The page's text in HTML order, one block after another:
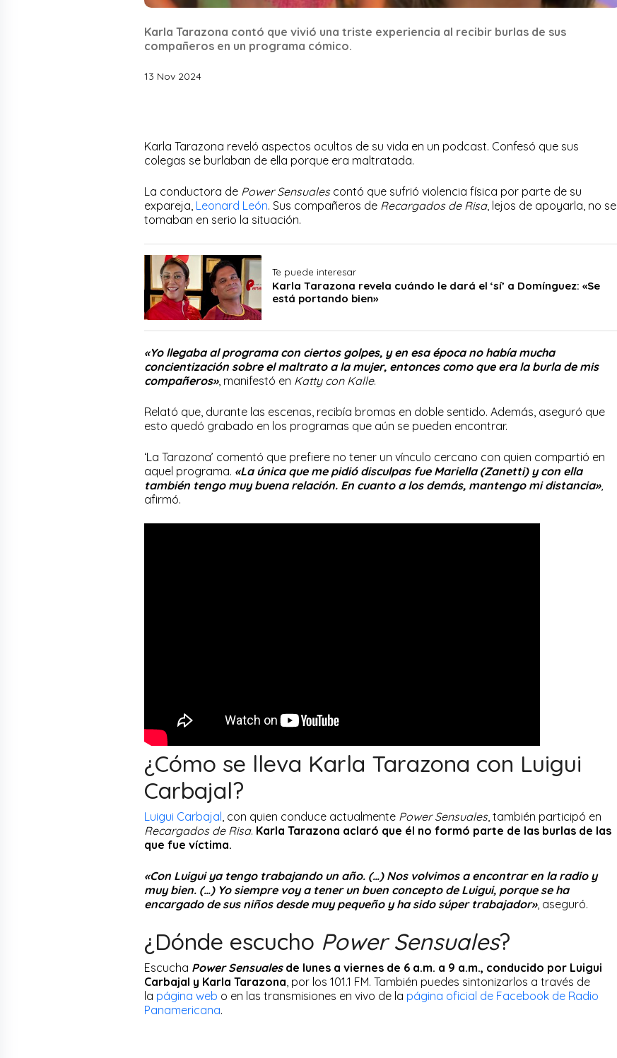
Karla Tarazona contó que vivió una triste experiencia al recibir burlas de sus
compañeros en un programa cómico.
13 Nov 2024
Karla Tarazona reveló aspectos ocultos de su vida en un podcast. Confesó que sus
colegas se burlaban de ella porque era maltratada.
La conductora de Power Sensuales contó que sufrió violencia física por parte de su
expareja, Leonard León. Sus compañeros de Recargados de Risa, lejos de apoyarla, no se
tomaban en serio la situación.
Te puede interesar
Karla Tarazona revela cuándo le dará el ‘sí’ a Domínguez: «Se
está portando bien»
«Yo llegaba al programa con ciertos golpes, y en esa época no había mucha
concientización sobre el maltrato a la mujer, entonces como que era la burla de mis
compañeros», manifestó en Katty con Kalle.
Relató que, durante las escenas, recibía bromas en doble sentido. Además, aseguró que
esto quedó grabado en los programas que aún se pueden encontrar.
‘La Tarazona’ comentó que prefiere no tener un vínculo cercano con quien compartió en
aquel programa. «La única que me pidió disculpas fue Mariella (Zanetti) y con ella
también tengo muy buena relación. En cuanto a los demás, mantengo mi distancia»,
afirmó.
¿Cómo se lleva Karla Tarazona con Luigui
Carbajal?
Luigui Carbajal , con quien conduce actualmente Power Sensuales, también participó en
Recargados de Risa. Karla Tarazona aclaró que él no formó parte de las burlas de las
que fue víctima.
«Con Luigui ya tengo trabajando un año. (…) Nos volvimos a encontrar en la radio y
muy bien. (…) Yo siempre voy a tener un buen concepto de Luigui, porque se ha
encargado de sus niños desde muy pequeño y ha sido súper trabajador», aseguró.
¿Dónde escucho Power Sensuales?
Escucha Power Sensualesde lunes a viernes de 6 a.m. a 9 a.m., conducido por Luigui
Carbajal y Karla Tarazona , por los 101.1 FM. También puedes sintonizarlos a través de
la página web o en las transmisiones en vivo de la página oficial de Facebook de Radio
Panamericana.